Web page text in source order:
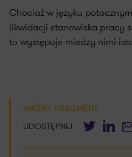
Chociaż w języku
likwidacji stanowiska pracy
to występuje miedzy nimi
WAŻNY FRAGMENT
UDOSTĘPNIJ Twitter E-